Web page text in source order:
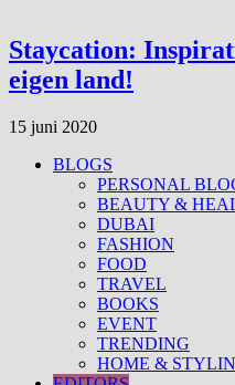
Staycation:
eigen land!
15 juni 2020
BLOGS
PERSONAL
BEAUTY &
DUBAI
FASHION
FOOD
TRAVEL
BOOKS
EVENT
TRENDING
HOME &